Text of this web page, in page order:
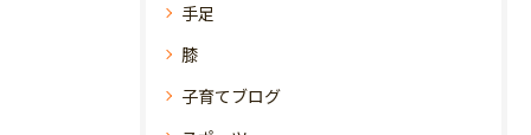
手足
膝
子育てブログ